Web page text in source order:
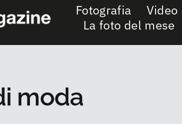
Fotografia Video
La foto del mese
moda